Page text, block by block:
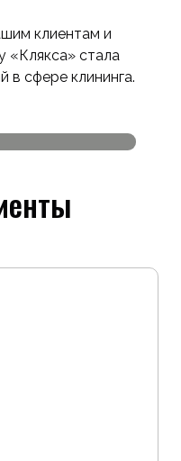
клиентам и
«Клякса» стала
в сфере клининга.
Сергеевна